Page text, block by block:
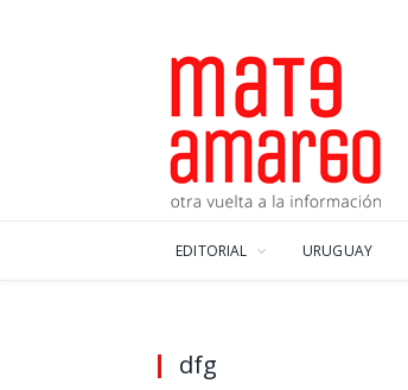
EDITORIAL URUGUAY
dfg